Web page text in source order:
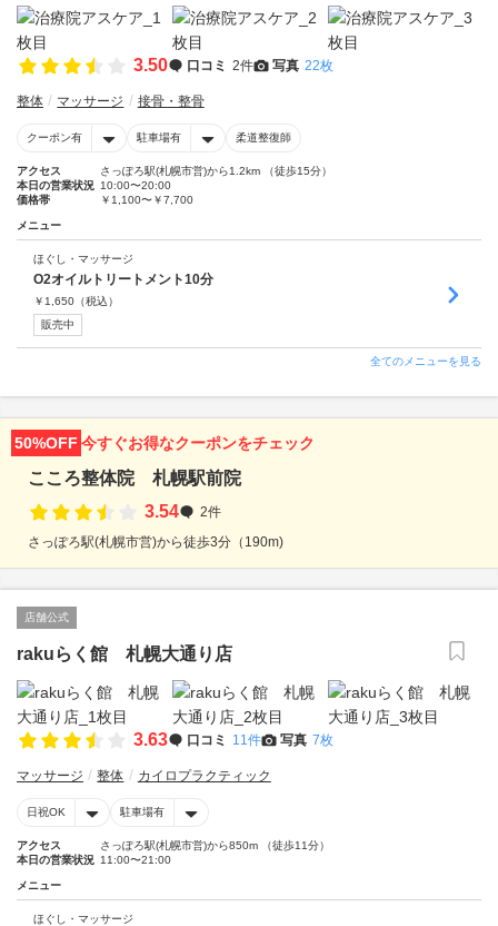
3.50 口コミ 2件 写真 22枚
整体 マッサージ 接骨・整骨
クーポン有 駐車場有 柔道整復師
アクセス
さっぽろ駅(札幌市営)から1.2km （徒歩15分）
本日の営業状況 10:00〜20:00
価格帯
￥1,100〜￥7,700
メニュー
ほぐし・マッサージ
O2オイルトリートメント10分
￥ 1,650 （税込）
販売中
全てのメニューを見る
50%OFF 今すぐお得なクーポンをチェック
こころ整体院 札幌駅前院
3.54
2件
さっぽろ駅(札幌市営)から徒歩3分（190m)
店舗公式
rakuらく館 札幌大通り店
3.63 口コミ 11件 写真 7枚
マッサージ 整体 カイロプラクティック
日祝OK 駐車場有
アクセス
さっぽろ駅(札幌市営)から850m （徒歩11分）
本日の営業状況 11:00〜21:00
メニュー
ほぐし・マッサージ